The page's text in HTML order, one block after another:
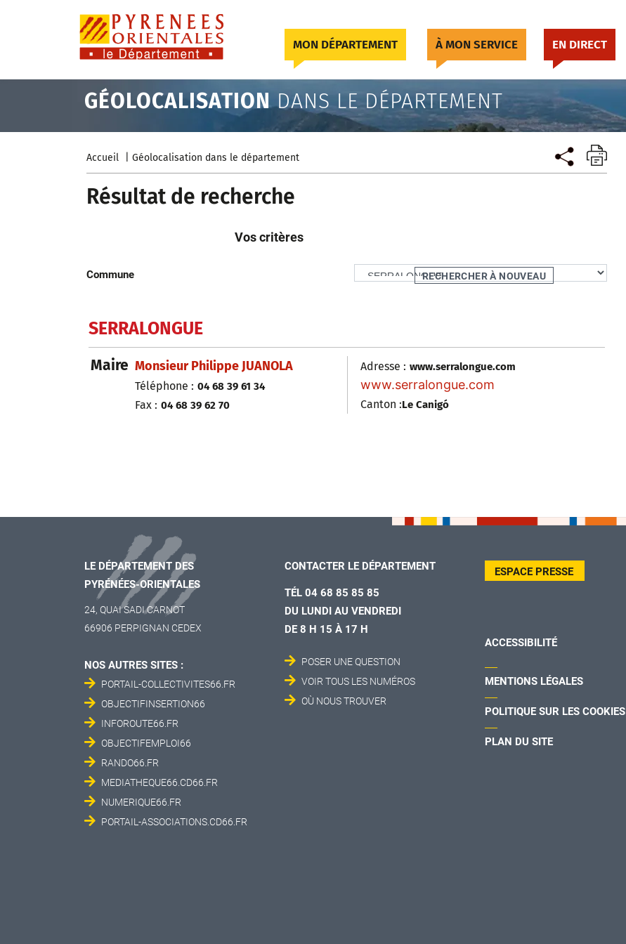
MON DÉPARTEMENT À MON SERVICE EN DIRECT
GÉOLOCALISATIONDANS LE DÉPARTEMENT
Accueil Géolocalisation dans le département
Résultat de recherche
Vos critères
Commune
SERRALONGUE
Maire Monsieur Philippe JUANOLA
Téléphone : 04 68 39 61 34
Fax : 04 68 39 62 70
Adresse : www.serralongue.com
www.serralongue.com
Canton :Le Canigó
LE DÉPARTEMENT DES
PYRÉNÉES-ORIENTALES
24, QUAI SADI CARNOT
66906 PERPIGNAN CEDEX
NOS AUTRES SITES :
PORTAIL-COLLECTIVITES66.FR
OBJECTIFINSERTION66
INFOROUTE66.FR
OBJECTIFEMPLOI66
RANDO66.FR
MEDIATHEQUE66.CD66.FR
NUMERIQUE66.FR
PORTAIL-ASSOCIATIONS.CD66.FR
CONTACTER LE DÉPARTEMENT
TÉL 04 68 85 85 85
DU LUNDI AU VENDREDI
DE 8 H 15 À 17 H
POSER UNE QUESTION
VOIR TOUS LES NUMÉROS
OÙ NOUS TROUVER
ESPACE PRESSE
ACCESSIBILITÉ
MENTIONS LÉGALES
POLITIQUE SUR LES COOKIES
PLAN DU SITE